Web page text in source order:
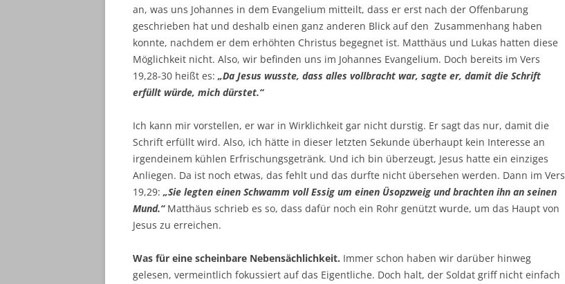
an, was uns Johannes in dem Evangelium mitteilt, dass er erst nach der Offenbarung
geschrieben hat und deshalb einen ganz anderen Blick auf den Zusammenhang haben
konnte, nachdem er dem erhöhten Christus begegnet ist. Matthäus und Lukas hatten diese
Möglichkeit nicht. Also, wir befinden uns im Johannes Evangelium. Doch bereits im Vers
19,28-30 heißt es: „Da Jesus wusste, dass alles vollbracht war, sagte er, damit die Schrift
erfüllt würde, mich dürstet.“
Ich kann mir vorstellen, er war in Wirklichkeit gar nicht durstig. Er sagt das nur, damit die
Schrift erfüllt wird. Also, ich hätte in dieser letzten Sekunde überhaupt kein Interesse an
irgendeinem kühlen Erfrischungsgetränk. Und ich bin überzeugt, Jesus hatte ein einziges
Anliegen. Da ist noch etwas, das fehlt und das durfte nicht übersehen werden. Dann im Vers
19,29: „Sie legten einen Schwamm voll Essig um einen Üsopzweig und brachten ihn an seinen
Mund.“Matthäus schrieb es so, dass dafür noch ein Rohr genützt wurde, um das Haupt von
Jesus zu erreichen.
Was für eine scheinbare Nebensächlichkeit. Immer schon haben wir darüber hinweg
gelesen, vermeintlich fokussiert auf das Eigentliche. Doch halt, der Soldat griff nicht einfach